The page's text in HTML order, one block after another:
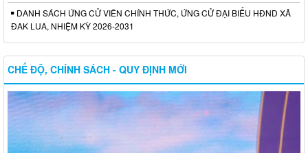
DANH SÁCH ỨNG CỬ VIÊN CHÍNH THỨC, ỨNG CỬ ĐẠI BIỂU HĐND XÃ
ĐAK LUA, NHIỆM KỲ 2026-2031
CHẾ ĐỘ, CHÍNH SÁCH - QUY ĐỊNH MỚI